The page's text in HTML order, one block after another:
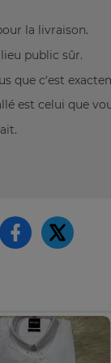
la livraison.
public sûr.
que c’est
est celui que